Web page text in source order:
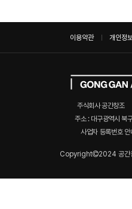
이용약관 개인정
주식회사 공간창조
주소 : 대구광역시 북
사업자 등록번호 안
Copyright 2024 공